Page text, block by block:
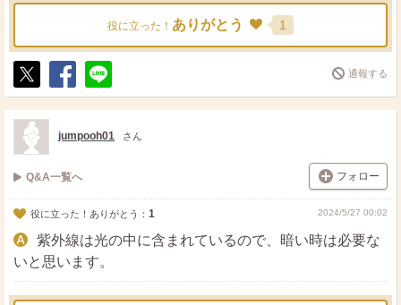
役に立った！ ありがとう 1
ポ
ス
ト
シ
ェ
送
る
通報する
jumpooh01 さん
Q&A一覧へ フォロー
役に立った！ありがとう： 1 2024/5/27 00:02
紫外線は光の中に含まれているので、暗い時は必要な
いと思います。